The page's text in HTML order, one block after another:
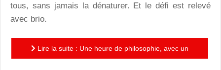
tous, sans jamais la dénaturer. Et le défi est relevé
avec brio.
Lire la suite : Une heure de philosophie, avec un